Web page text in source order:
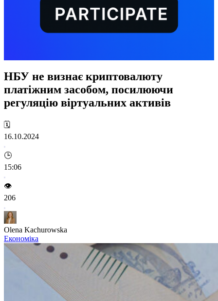
НБУ не визнає криптовалюту
платіжним засобом, посилюючи
регуляцію віртуальних активів
🗓️
16.10.2024
🕒
15:06
👁️
206
Olena Kachurowska
Економіка